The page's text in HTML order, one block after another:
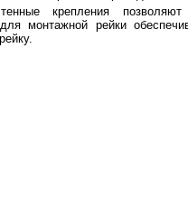
крепления позволяют
монтажной рейки